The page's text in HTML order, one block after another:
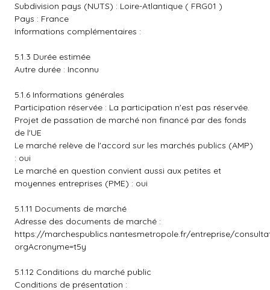
Subdivision pays (NUTS) : Loire-Atlantique ( FRG01 )
Pays : France
Informations complémentaires :
5.1.3 Durée estimée
Autre durée : Inconnu
5.1.6 Informations générales
Participation réservée : La participation n'est pas réservée.
Projet de passation de marché non financé par des fonds
de l'UE
Le marché relève de l'accord sur les marchés publics (AMP)
: oui
Le marché en question convient aussi aux petites et
moyennes entreprises (PME) : oui
5.1.11 Documents de marché
Adresse des documents de marché :
https://marchespublics.nantesmetropole.fr/entreprise/
orgAcronyme=t5y
5.1.12 Conditions du marché public
Conditions de présentation :